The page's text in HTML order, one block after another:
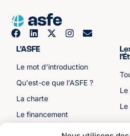
L'ASFE
Le mot d'introduction
Qu'est-ce que l'ASFE ?
La charte
Le financement
Le
Le